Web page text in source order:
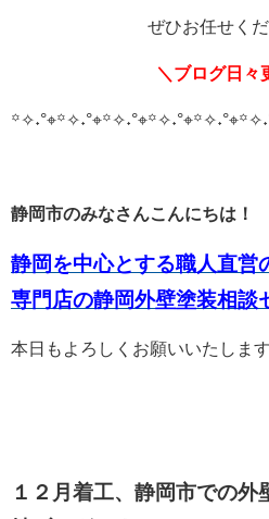
ぜひお任せく
＼ブログ日々
静岡市のみなさんこんにちは！
静岡を中心とする職人直営
専門店の静岡外壁塗装相
本日もよろしくお願いいたしま
１２月着工、静岡市での外